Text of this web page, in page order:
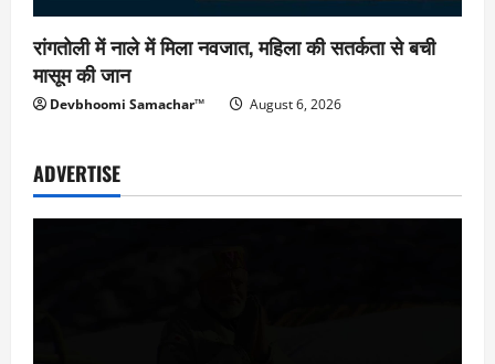
रांगतोली में नाले में मिला नवजात, महिला की सतर्कता से बची
मासूम की जान
Devbhoomi Samachar™ August 6, 2026
ADVERTISE